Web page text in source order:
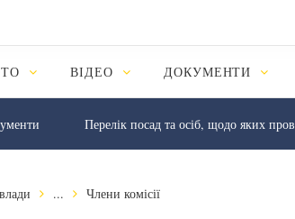
ВІДЕО ДОКУМЕНТИ
Перелік посад та осіб, щодо яких
... Члени комісії